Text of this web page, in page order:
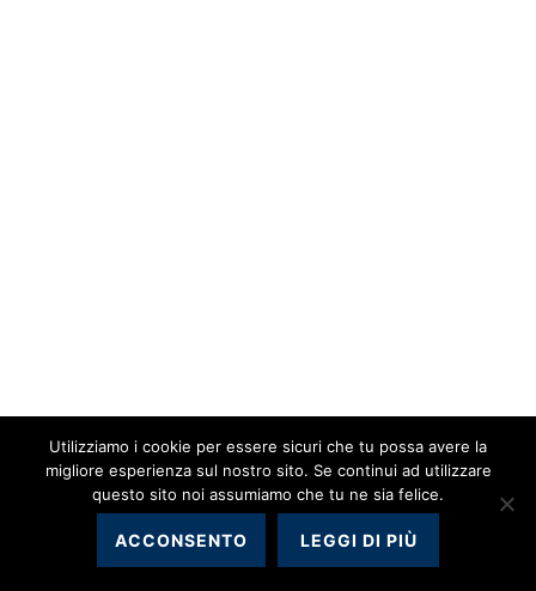
Utilizziamo i cookie per essere sicuri che tu possa avere la
migliore esperienza sul nostro sito. Se continui ad utilizzare
questo sito noi assumiamo che tu ne sia felice.
ACCONSENTO LEGGI DI PIÙ